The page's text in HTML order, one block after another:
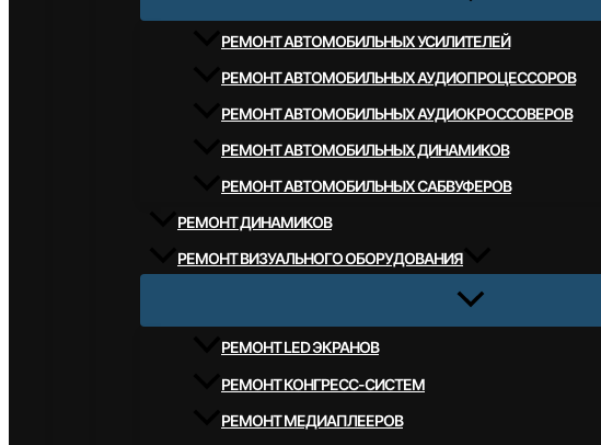
РЕМОНТ АВТОМОБИЛЬНЫХ УСИЛИТЕЛЕЙ
РЕМОНТ АВТОМОБИЛЬНЫХ АУДИОПРОЦЕССОРОВ
РЕМОНТ АВТОМОБИЛЬНЫХ АУДИОКРОССОВЕРОВ
РЕМОНТ АВТОМОБИЛЬНЫХ ДИНАМИКОВ
РЕМОНТ АВТОМОБИЛЬНЫХ САБВУФЕРОВ
РЕМОНТ ДИНАМИКОВ
РЕМОНТ ВИЗУАЛЬНОГО ОБОРУДОВАНИЯ
РЕМОНТ LED ЭКРАНОВ
РЕМОНТ КОНГРЕСС-СИСТЕМ
РЕМОНТ МЕДИАПЛЕЕРОВ